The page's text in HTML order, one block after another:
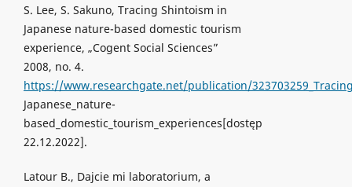
S. Lee, S. Sakuno, Tracing Shintoism in
Japanese nature-based domestic tourism
experience, „Cogent Social Sciences”
2008, no. 4.
https://www.researchgate.net/publication/
Japanese_nature-
based_domestic_tourism_experiences[dostęp
22.12.2022].
Latour B., Dajcie mi laboratorium, a